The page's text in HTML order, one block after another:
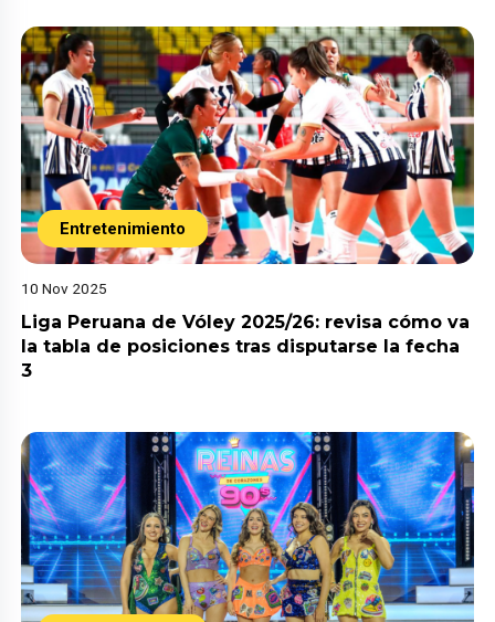
Entretenimiento
10 Nov 2025
Liga Peruana de Vóley 2025/26: revisa cómo va
la tabla de posiciones tras disputarse la fecha
3